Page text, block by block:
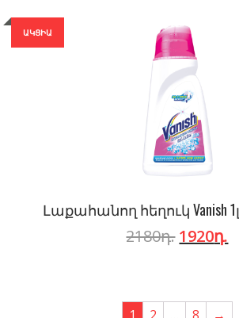
ԱԿՑԻԱ
Լաքահանող հեղուկ Vanish
2180դ. 1920դ.